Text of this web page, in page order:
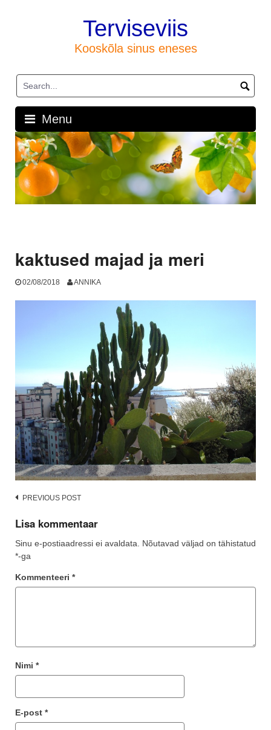
Terviseviis
Kooskõla sinus eneses
Menu
kaktused majad ja meri
02/08/2018 ANNIKA
Post
navigation
PREVIOUS POST
Lisa kommentaar
Sinu e-postiaadressi ei avaldata. Nõutavad väljad on tähistatud
*-ga
Kommenteeri *
Nimi *
E-post *